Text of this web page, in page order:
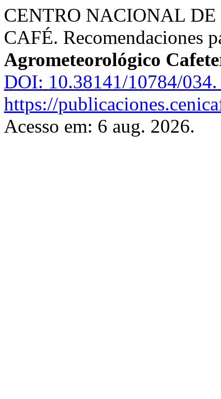
CENTRO NACIONAL
CAFÉ. Recomendaciones
Agrometeorológico
DOI: 10.38141/10784/034.
https://
Acesso em: 6 aug. 2026.